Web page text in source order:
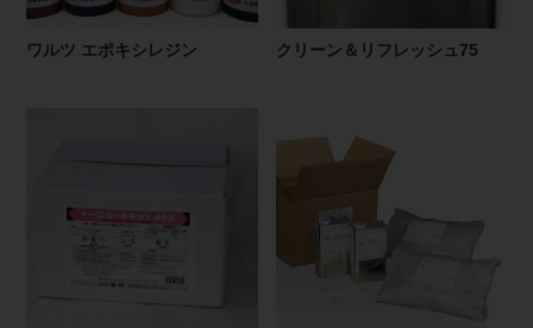
ワルツ エポキシレジン クリーン＆リフレッシュ75